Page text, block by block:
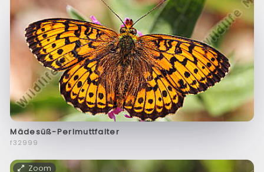
Mädesüß-Perlmuttfalter
f32999
Zoom